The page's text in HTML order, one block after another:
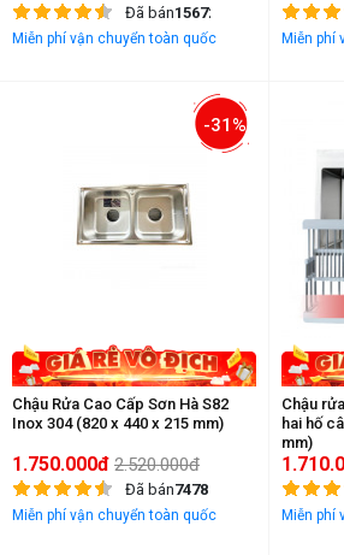
Đã bán15672
Miễn phí vận chuyển toàn quốc Miễn phí
-31%
Chậu Rửa Cao Cấp Sơn Hà S82
Inox 304 (820 x 440 x 215 mm)
1.750.000đ 2.520.000đ
Đã bán7478
Miễn phí vận chuyển toàn quốc
Chậu
hai hố
mm)
Miễn phí